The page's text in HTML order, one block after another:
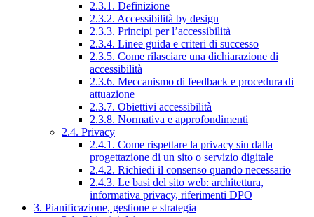
2.3.1. Definizione
2.3.2. Accessibilità by design
2.3.3. Principi per l’accessibilità
2.3.4. Linee guida e criteri di successo
2.3.5. Come rilasciare una dichiarazione di
accessibilità
2.3.6. Meccanismo di feedback e procedura di
attuazione
2.3.7. Obiettivi accessibilità
2.3.8. Normativa e approfondimenti
2.4. Privacy
2.4.1. Come rispettare la privacy sin dalla
progettazione di un sito o servizio digitale
2.4.2. Richiedi il consenso quando necessario
2.4.3. Le basi del sito web: architettura,
informativa privacy, riferimenti DPO
3. Pianificazione, gestione e strategia